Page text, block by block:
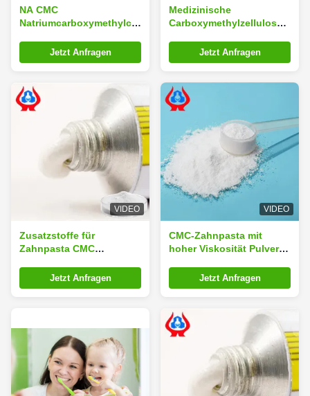
NA CMC
Natriumcarboxymethylcellulosepulver
Batterieklasse
Jetzt Anfragen
Medizinische
Carboxymethylzellulose
IndustrieJetzt Anfragen
VIDEO
Zusatzstoffe für
Zahnpasta CMC
Natriumcarboxymethylcellulose
Jetzt Anfragen
VIDEO
CMC-Zahnpasta mit
hoher Viskosität Pulver
Carboxymethylzellulose
Jetzt Anfragen